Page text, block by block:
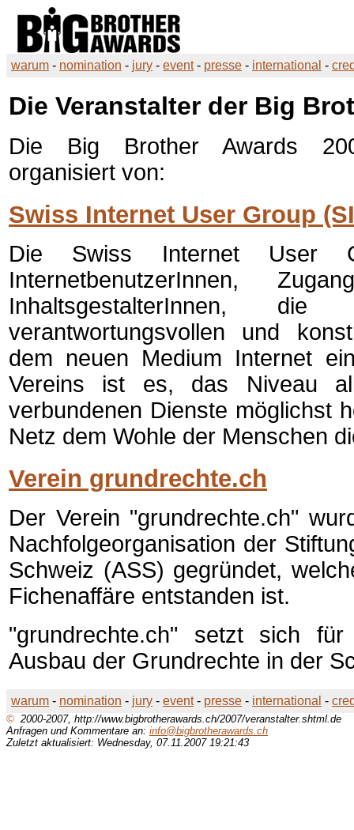
warum - nomination - jury - event- presse - international -
Die Veranstalter der Big
Die Big Brother Awards
organisiert von:
Swiss Internet User Group
Die Swiss Internet User
InternetbenutzerInnen,
InhaltsgestalterInnen,
verantwortungsvollen und
dem neuen Medium Internet
Vereins ist es, das Niveau
verbundenen Dienste möglichst
Netz dem Wohle der Menschen
Verein grundrechte.ch
Der Verein "grundrechte.ch"
Nachfolgeorganisation der
Schweiz (ASS) gegründet,
Fichenaffäre entstanden ist.
"grundrechte.ch" setzt sich
Ausbau der Grundrechte in der
warum - nomination - jury - event- presse - international -
© 2000-2007, http://www.bigbrotherawards.ch/2007/veranstalter.shtml.de
Anfragen und Kommentare an: info@bigbrotherawards.ch
Zuletzt aktualisiert: Wednesday, 07.11.2007 19:21:43